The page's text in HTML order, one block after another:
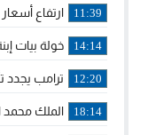
11:39 ارتفاع
14:14 خولة بيات
12:20 ترامب يجدد
18:14 الملك محمد